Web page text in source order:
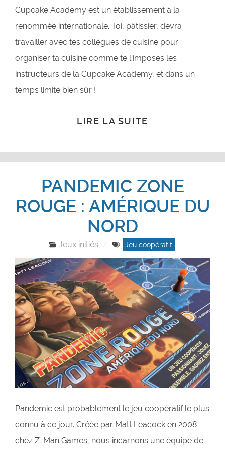
Cupcake Academy est un établissement à la
renommée internationale. Toi, pâtissier, devra
travailler avec tes collègues de cuisine pour
organiser ta cuisine comme te l’imposes les
instructeurs de la Cupcake Academy, et dans un
temps limité bien sûr !
LIRE LA SUITE
PANDEMIC ZONE
ROUGE : AMÉRIQUE DU
NORD
Jeux initiés Jeu coopératif
Pandemic est probablement le jeu coopératif le plus
connu à ce jour. Créée par Matt Leacock en 2008
chez Z-Man Games, nous incarnons une équipe de